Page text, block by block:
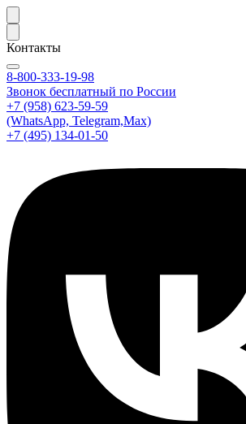
Контакты
8-800-333-19-98
Звонок бесплатный по России
+7 (958) 623-59-59
(WhatsApp, Telegram,Max)
+7 (495) 134-01-50